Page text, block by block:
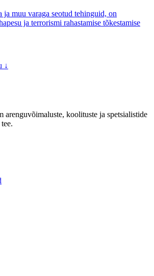
ja muu varaga seotud tehinguid, on
ja terrorismi rahastamise tõkestamise
↓
arenguvõimaluste, koolituste ja spetsialistide